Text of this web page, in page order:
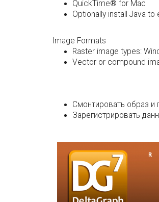
QuickTime® for Mac
Optionally install Java
Image Formats
Raster image types:
Vector or compound
Смонтировать образ и
Зарегистрировать